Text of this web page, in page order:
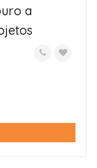
a